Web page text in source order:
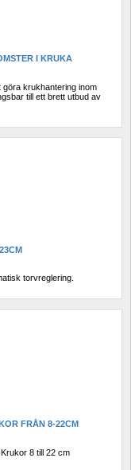
I KRUKA
krukhantering inom
till ett brett utbud av
torvreglering.
FRÅN 8-22CM
8 till 22 cm